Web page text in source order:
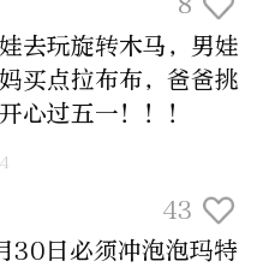
去玩旋转木马，男娃
买点拉布布，爸爸挑
心过五一！！！
43
30日必须冲泡泡玛特